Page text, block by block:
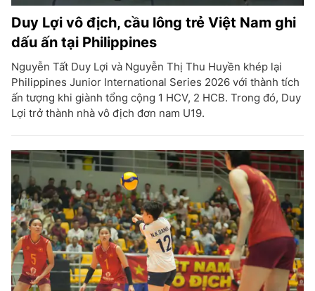
Duy Lợi vô địch, cầu lông trẻ Việt Nam ghi
dấu ấn tại Philippines
Nguyễn Tất Duy Lợi và Nguyễn Thị Thu Huyền khép lại
Philippines Junior International Series 2026 với thành tích
ấn tượng khi giành tổng cộng 1 HCV, 2 HCB. Trong đó, Duy
Lợi trở thành nhà vô địch đơn nam U19.